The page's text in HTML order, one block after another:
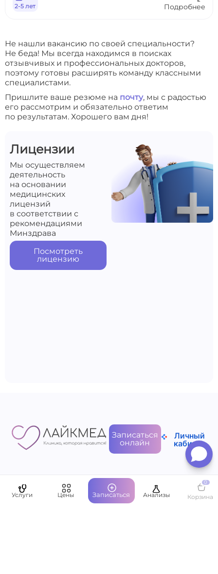
Подробнее
2-5 лет
Не нашли вакансию по своей специальности?
Не беда! Мы всегда находимся в поисках
отзывчивых и профессиональных докторов,
поэтому готовы расширять команду классными
специалистами.
Пришлите ваше резюме на почту, мы с радостью
его рассмотрим и обязательно ответим
по результатам. Хорошего вам дня!
Лицензии
Мы осуществляем
деятельность
на основании
медицинских
лицензий
в соответствии с
рекомендациями
Минздрава
Посмотреть
лицензию
Записаться
онлайн
Личный
кабинет
Пациентам
Услуги Цены Записаться Анализы
0
Корзина